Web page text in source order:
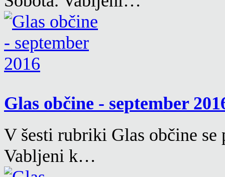
Glas občine - september
V šesti rubriki Glas občine
Vabljeni k…